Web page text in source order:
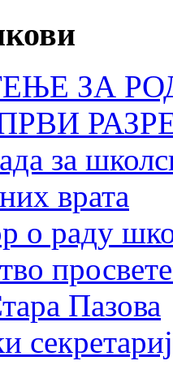
ЗА
за
врата
о раду
Пазова